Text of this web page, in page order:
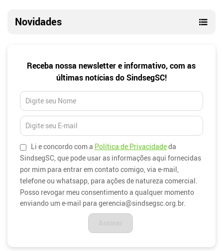
Novidades
Newsletter
Receba nossa newsletter e informativo, com as
últimas notícias do SindsegSC!
Li e concordo com a Política de Privacidadeda
SindsegSC, que pode usar as informações aqui fornecidas
por mim para entrar em contato comigo, via e-mail,
telefone ou whatsapp, para ações de natureza comercial.
Posso revogar meu consentimento a qualquer momento
enviando um e-mail para gerencia@sindsegsc.org.br.